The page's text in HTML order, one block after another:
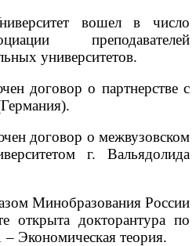
вошел в число
преподавателей
университетов.
договор о партнерстве с
договор о межвузовском
г. Вальядолида
Минобразования России
открыта докторантура по
– Экономическая теория.